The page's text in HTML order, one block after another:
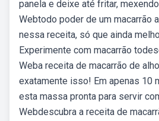
panela e deixe até fritar,
Webtodo poder de um macarrão
nessa receita, só que ainda
Experimente com macarrão
Weba receita de macarrão de
exatamente isso! Em apenas 10
esta massa pronta para servir
Webdescubra a receita de